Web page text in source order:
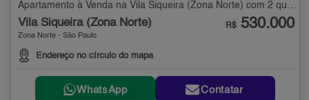
Apartamento à Venda na Vila Siqueira (Zona Norte) com 2 quartos - 56 m²
Vila Siqueira (Zona Norte)
Zona Norte - São Paulo
Endereço no círculo do mapa
R$ 530.000
WhatsApp Contatar